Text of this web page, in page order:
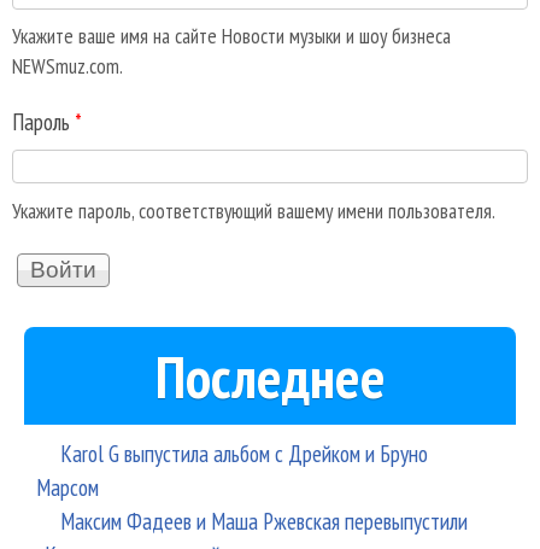
Укажите ваше имя на сайте Новости музыки и шоу бизнеса
NEWSmuz.com.
Пароль *
Укажите пароль, соответствующий вашему имени пользователя.
Последнее
Karol G выпустила альбом с Дрейком и Бруно
Марсом
Максим Фадеев и Маша Ржевская перевыпустили